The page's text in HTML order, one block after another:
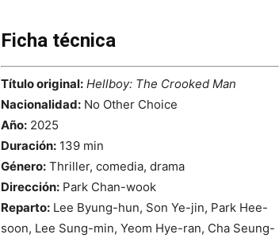
Ficha técnica
Título original: Hellboy: The Crooked Man
Nacionalidad: No Other Choice
Año: 2025
Duración: 139 min
Género: Thriller, comedia, drama
Dirección: Park Chan-wook
Reparto: Lee Byung-hun, Son Ye-jin, Park Hee-
soon, Lee Sung-min, Yeom Hye-ran, Cha Seung-